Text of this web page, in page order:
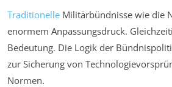
Traditionelle Militärbündnisse wie die
enormem Anpassungsdruck.
Bedeutung. Die Logik der
zur Sicherung von
Normen.